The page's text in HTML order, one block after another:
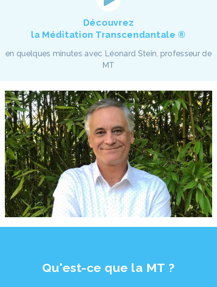
Découvrez
la Méditation Transcendantale ®
en quelques minutes avec Léonard Stein, professeur de
MT
Qu'est-ce que la MT ?